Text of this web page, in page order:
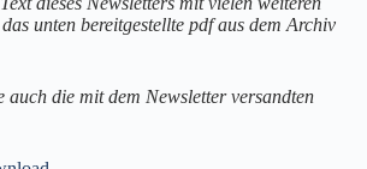
unten bereitgestellte pdf aus dem Archiv
auch die mit dem Newsletter versandten